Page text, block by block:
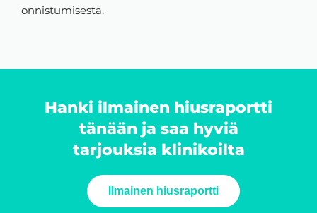
onnistumisesta.
Hanki ilmainen hiusraportti
tänään ja saa hyviä
tarjouksia klinikoilta
Ilmainen hiusraportti